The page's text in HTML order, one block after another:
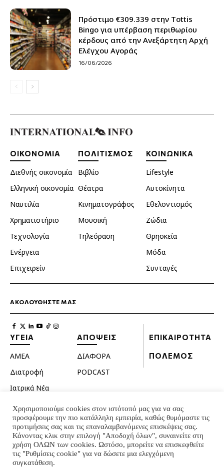
Πρόστιμο €309.339 στην Τottis
Bingo για υπέρβαση περιθωρίου
κέρδους από την Ανεξάρτητη Αρχή
Ελέγχου Αγοράς
16/06/2026
ΟΙΚΟΝΟΜΙΑ
Διεθνής οικονομία
Ελληνική οικονομία
Ναυτιλία
Χρηματιστήριο
Τεχνολογία
Ενέργεια
Επιχειρείν
ΠΟΛΙΤΙΣΜΟΣ
Βιβλίο
Θέατρα
Κινηματογράφος
Μουσική
Τηλεόραση
ΚΟΙΝΩΝΙΚΑ
Lifestyle
Αυτοκίνητα
Εθελοντισμός
Ζώδια
Θρησκεία
Μόδα
Συνταγές
ΑΚΟΛΟΥΘΗΣΤΕ ΜΑΣ
ΥΓΕΙΑ
ΑΜΕΑ
Διατροφή
Ιατρικά Νέα
Κατοικίδια
Ομορφιά
Σεξουαλική ζωή
Ψυχολογία
ΑΠΟΨΕΙΣ
ΔΙΑΦΟΡΑ
PODCAST
ΕΠΙΚΑΙΡΟΤΗΤΑ
ΠΟΛΕΜΟΣ
Χρησιμοποιούμε cookies στον ιστότοπό μας για να σας
προσφέρουμε την πιο κατάλληλη εμπειρία, καθώς θυμόμαστε τις
προτιμήσεις σας και τις επαναλαμβανόμενες επισκέψεις σας.
Κάνοντας κλικ στην επιλογή "Αποδοχή όλων", συναινείτε στη
χρήση ΟΛΩΝ των cookies. Ωστόσο, μπορείτε να επισκεφθείτε
τις "Ρυθμίσεις cookie" για να δώσετε μια ελεγχόμενη
συγκατάθεση.